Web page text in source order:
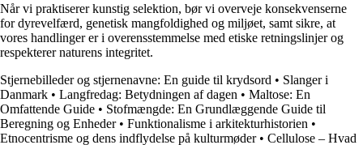
Når vi praktiserer kunstig selektion, bør vi overveje konsekvenserne
for dyrevelfærd, genetisk mangfoldighed og miljøet, samt sikre, at
vores handlinger er i overensstemmelse med etiske retningslinjer og
respekterer naturens integritet.
Stjernebilleder og stjernenavne: En guide til krydsord • Slanger i
Danmark • Langfredag: Betydningen af dagen • Maltose: En
Omfattende Guide • Stofmængde: En Grundlæggende Guide til
Beregning og Enheder• Funktionalisme i arkitekturhistorien •
Etnocentrisme og dens indflydelse på kulturmøder• Cellulose – Hvad